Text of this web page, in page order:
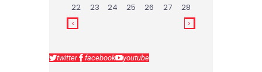
22
23 24 25 26 27 28
twitter facebook youtube